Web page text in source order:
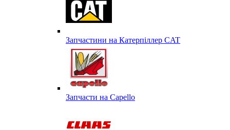
Запчастини на Катерпіллер CAT
Запчасти на Capello